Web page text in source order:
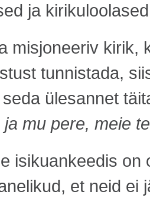
ja
misjoneeriv kirik,
tunnistada,
ülesannet
ja mu pere, meie
isikuankeedis
et neid ei